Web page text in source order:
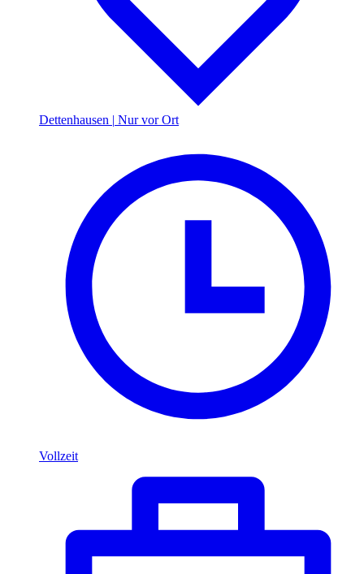
Dettenhausen | Nur vor Ort
Vollzeit